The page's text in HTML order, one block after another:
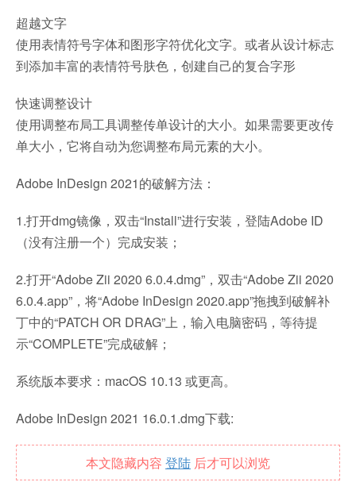
超越文字
使用表情符号字体和图形字符优化文字。或者从设计标志
到添加丰富的表情符号肤色，创建自己的复合字形
快速调整设计
使用调整布局工具调整传单设计的大小。如果需要更改传
单大小，它将自动为您调整布局元素的大小。
Adobe InDesign 2021的破解方法：
1.打开dmg镜像，双击“Install”进行安装，登陆Adobe ID
（没有注册一个）完成安装；
2.打开“Adobe Zii 2020 6.0.4.dmg”，双击“Adobe Zii 2020
6.0.4.app”，将“Adobe InDesign 2020.app”拖拽到破解补
丁中的“PATCH OR DRAG”上，输入电脑密码，等待提
示“COMPLETE”完成破解；
系统版本要求：macOS 10.13 或更高。
Adobe InDesign 2021 16.0.1.dmg下载:
本文隐藏内容 登陆 后才可以浏览